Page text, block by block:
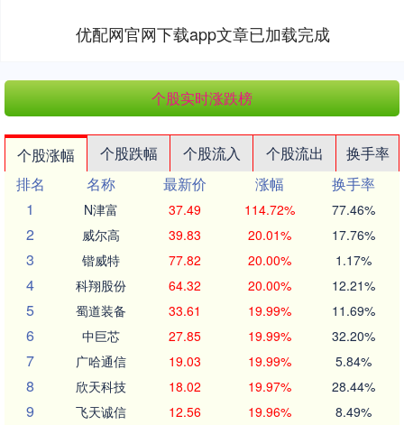
优配网官网下载app文章已加载完成
个股实时涨跌榜
个股涨幅 个股跌幅 个股流入 个股流出
换手率
排名
名称 最新价 涨幅
换手率
1
N津富 37.49 114.72% 77.46%
2 威尔高 39.83 20.01% 17.76%
3 锴威特 77.82 20.00% 1.17%
4 科翔股份 64.32 20.00% 12.21%
5 蜀道装备 33.61 19.99% 11.69%
6 中巨芯 27.85 19.99% 32.20%
7 广哈通信 19.03 19.99% 5.84%
8 欣天科技 18.02 19.97% 28.44%
9 飞天诚信 12.56 19.96% 8.49%